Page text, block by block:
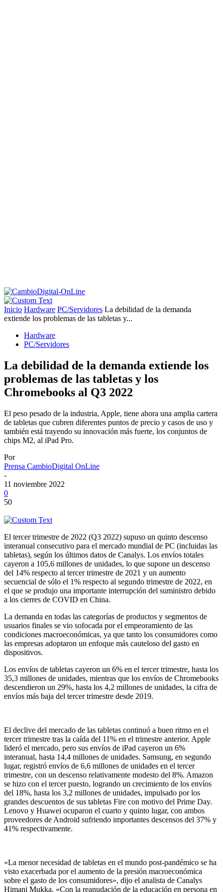
Inicio Hardware PC/Servidores La debilidad de la demanda
extiende los problemas de las tabletas y...
Hardware
PC/Servidores
La debilidad de la demanda extiende los
problemas de las tabletas y los
Chromebooks al Q3 2022
El peso pesado de la industria, Apple, tiene ahora una amplia cartera
de tabletas que cubren diferentes puntos de precio y casos de uso y
también está trayendo su innovación más fuerte, los conjuntos de
chips M2, al iPad Pro.
Por
Prensa CambioDigital OnLine
-
11 noviembre 2022
0
50
El tercer trimestre de 2022 (Q3 2022) supuso un quinto descenso
interanual consecutivo para el mercado mundial de PC (incluidas las
tabletas), según los últimos datos de Canalys. Los envíos totales
cayeron a 105,6 millones de unidades, lo que supone un descenso
del 14% respecto al tercer trimestre de 2021 y un aumento
secuencial de sólo el 1% respecto al segundo trimestre de 2022, en
el que se produjo una importante interrupción del suministro debido
a los cierres de COVID en China.
La demanda en todas las categorías de productos y segmentos de
usuarios finales se vio sofocada por el empeoramiento de las
condiciones macroeconómicas, ya que tanto los consumidores como
las empresas adoptaron un enfoque más cauteloso del gasto en
dispositivos.
Los envíos de tabletas cayeron un 6% en el tercer trimestre, hasta los
35,3 millones de unidades, mientras que los envíos de Chromebooks
descendieron un 29%, hasta los 4,2 millones de unidades, la cifra de
envíos más baja del tercer trimestre desde 2019.
El declive del mercado de las tabletas continuó a buen ritmo en el
tercer trimestre tras la caída del 11% en el trimestre anterior. Apple
lideró el mercado, pero sus envíos de iPad cayeron un 6%
interanual, hasta 14,4 millones de unidades. Samsung, en segundo
lugar, registró envíos de 6,6 millones de unidades en el tercer
trimestre, con un descenso relativamente modesto del 8%. Amazon
se hizo con el tercer puesto, logrando un crecimiento de los envíos
del 18%, hasta los 3,2 millones de unidades, impulsado por los
grandes descuentos de sus tabletas Fire con motivo del Prime Day.
Lenovo y Huawei ocuparon el cuarto y quinto lugar, con ambos
proveedores de Android sufriendo importantes descensos del 37% y
41% respectivamente.
«La menor necesidad de tabletas en el mundo post-pandémico se ha
visto exacerbada por el aumento de la presión macroeconómica
sobre el gasto de los consumidores», dijo el analista de Canalys
Himani Mukka. «Con la reanudación de la educación en persona en